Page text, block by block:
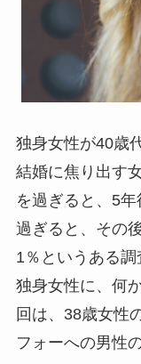
独身女性が40歳
結婚に焦り出す
を過ぎると、5
過ぎると、その
1％というある
独身女性に、何
回は、38歳女性
フォーへの男性